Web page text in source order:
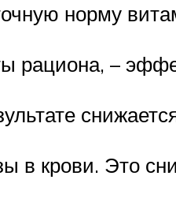
норму
рациона, –
в крови. Это